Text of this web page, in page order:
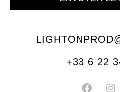
+33 6 22
F
I